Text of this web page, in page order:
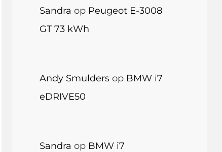
Sandra op Peugeot E-3008
GT 73 kWh
Andy Smuldersop BMW i7
eDRIVE50
Sandra op BMW i7